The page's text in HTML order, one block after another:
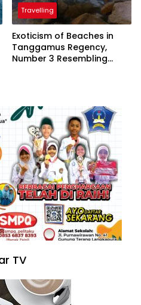
Travelling
Exoticism of Beaches in
Tanggamus Regency,
Number 3 Resembling
TV